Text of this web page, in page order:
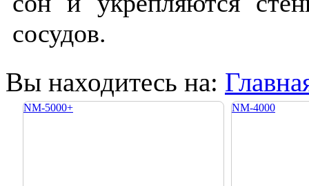
сосудов.
Вы находитесь на:
NM-5000+ NM-4000